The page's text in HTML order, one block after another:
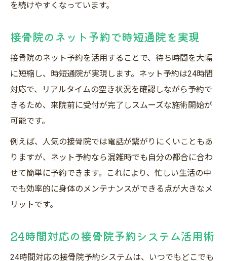
を続けやすくなっています。
接骨院のネット予約で時短通院を実現
接骨院のネット予約を活用することで、待ち時間を大幅
に短縮し、時短通院が実現します。ネット予約は24時間
対応で、リアルタイムの空き状況を確認しながら予約で
きるため、来院前に受付が完了しスムーズな施術開始が
可能です。
例えば、人気の接骨院では電話が繋がりにくいこともあ
りますが、ネット予約なら混雑時でも自分の都合に合わ
せて簡単に予約できます。これにより、忙しい生活の中
でも効率的に身体のメンテナンスができる点が大きなメ
リットです。
24時間対応の接骨院予約システム活用術
24時間対応の接骨院予約システムは、いつでもどこでも